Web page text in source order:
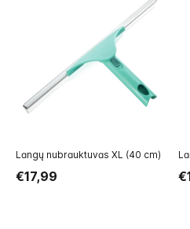
Langų nubrauktuvas XL (40 cm)
€17,99